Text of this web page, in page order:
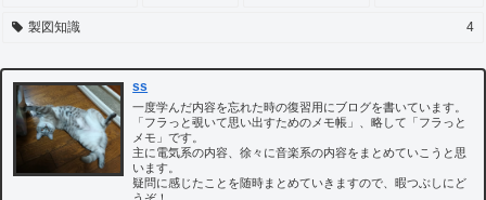
製図知識 4
ss
一度学んだ内容を忘れた時の復習用にブログを書いています。
「フラっと覗いて思い出すためのメモ帳」、略して「フラっと
メモ」です。
主に電気系の内容、徐々に音楽系の内容をまとめていこうと思
います。
疑問に感じたことを随時まとめていきますので、暇つぶしにど